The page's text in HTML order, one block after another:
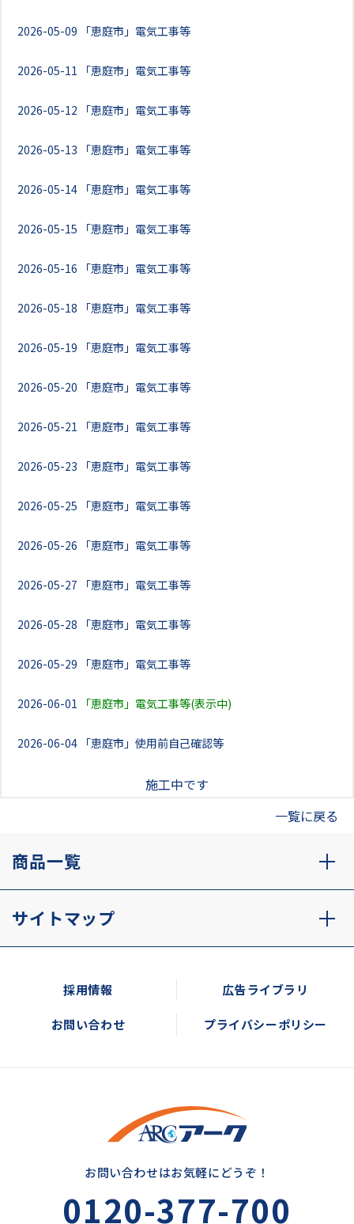
2026-05-09 「恵庭市」電気工事等
2026-05-11 「恵庭市」電気工事等
2026-05-12 「恵庭市」電気工事等
2026-05-13 「恵庭市」電気工事等
2026-05-14 「恵庭市」電気工事等
2026-05-15 「恵庭市」電気工事等
2026-05-16 「恵庭市」電気工事等
2026-05-18 「恵庭市」電気工事等
2026-05-19 「恵庭市」電気工事等
2026-05-20 「恵庭市」電気工事等
2026-05-21 「恵庭市」電気工事等
2026-05-23 「恵庭市」電気工事等
2026-05-25 「恵庭市」電気工事等
2026-05-26 「恵庭市」電気工事等
2026-05-27 「恵庭市」電気工事等
2026-05-28 「恵庭市」電気工事等
2026-05-29 「恵庭市」電気工事等
2026-06-01 「恵庭市」電気工事等(表示中)
2026-06-04 「恵庭市」使用前自己確認等
施工中です
一覧に戻る
商品一覧
サイトマップ
採用情報 広告ライブラリ
お問い合わせ プライバシーポリシー
お問い合わせはお気軽にどうぞ！
0120-377-700